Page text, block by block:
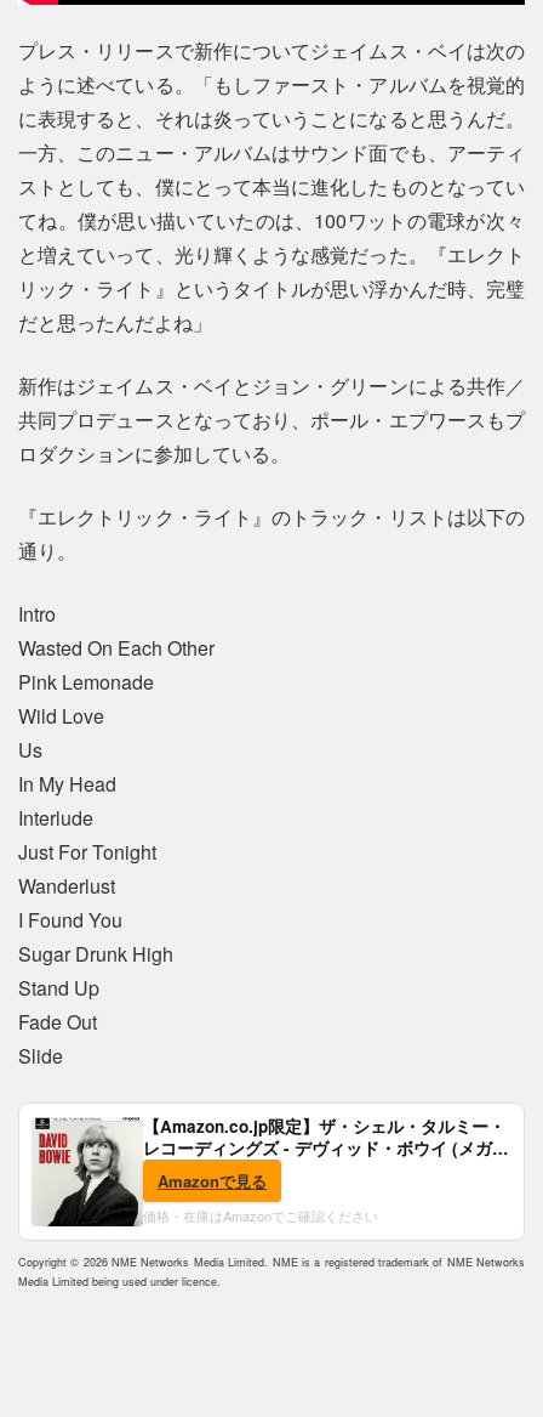
プレス・リリースで新作についてジェイムス・ベイは次の
ように述べている。「もしファースト・アルバムを視覚的
に表現すると、それは炎っていうことになると思うんだ。
一方、このニュー・アルバムはサウンド面でも、アーティ
ストとしても、僕にとって本当に進化したものとなってい
てね。僕が思い描いていたのは、100ワットの電球が次々
と増えていって、光り輝くような感覚だった。『エレクト
リック・ライト』というタイトルが思い浮かんだ時、完璧
だと思ったんだよね」
新作はジェイムス・ベイとジョン・グリーンによる共作／
共同プロデュースとなっており、ポール・エプワースもプ
ロダクションに参加している。
『エレクトリック・ライト』のトラック・リストは以下の
通り。
Intro
Wasted On Each Other
Pink Lemonade
Wild Love
Us
In My Head
Interlude
Just For Tonight
Wanderlust
I Found You
Sugar Drunk High
Stand Up
Fade Out
Slide
【Amazon.co.jp限定】ザ・シェル・タルミー・
レコーディングズ - デヴィッド・ボウイ (メガジ
ャケ付)
Amazonで見る
価格・在庫はAmazonでご確認ください
Copyright © 2026 NME Networks Media Limited. NME is a registered trademark of NME Networks
Media Limited being used under licence.